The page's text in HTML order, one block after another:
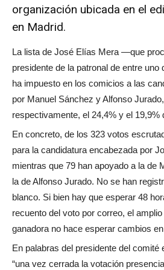
organización ubicada en el
en Madrid.
La lista de José Elías Mera —que
presidente de la patronal de entre
ha impuesto en los comicios a las
por Manuel Sánchez y Alfonso
respectivamente, el 24,4% y el 19,9%
En concreto, de los 323 votos
para la candidatura encabezada por
mientras que 79 han apoyado a la de
la de Alfonso Jurado. No se han
blanco. Si bien hay que esperar 48
recuento del voto por correo, el
ganadora no hace esperar cambios
En palabras del presidente del comité
“una vez cerrada la votación